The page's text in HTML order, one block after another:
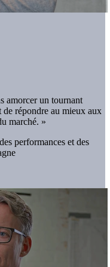
amorcer un tournant
répondre au mieux aux
marché. »
performances et des